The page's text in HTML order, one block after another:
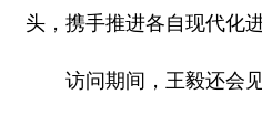
头，携手推进各自现代化
访问期间，王毅还会